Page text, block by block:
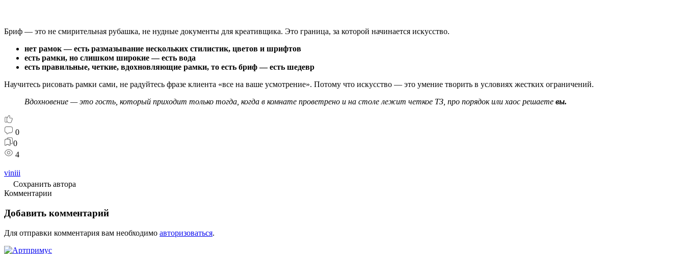
Бриф — это не смирительная рубашка, не нудные документы для креативщика. Это граница, за которой начинается искусство.
нет рамок — есть размазывание нескольких стилистик, цветов и шрифтов
есть рамки, но слишком широкие — есть вода
есть правильные, четкие, вдохновляющие рамки, то есть бриф — есть шедевр
Научитесь рисовать рамки сами, не радуйтесь фразе клиента «все на ваше усмотрение». Потому что искусство — это умение творить в условиях жестких ограничений.
Вдохновение — это гость, который приходит только тогда, когда в комнате проветрено и на столе лежит четкое ТЗ, про порядок или хаос решаете вы.
0
0
4
viniii
Сохранить автора
Комментарии
Добавить комментарий
Для отправки комментария вам необходимо авторизоваться.